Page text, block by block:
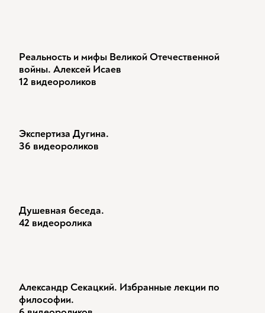
Реальность и мифы Великой Отечественной
войны. Алексей Исаев
12 видеороликов
Экспертиза Дугина.
36 видеороликов
Душевная беседа.
42 видеоролика
Александр Секацкий. Избранные лекции по
философии.